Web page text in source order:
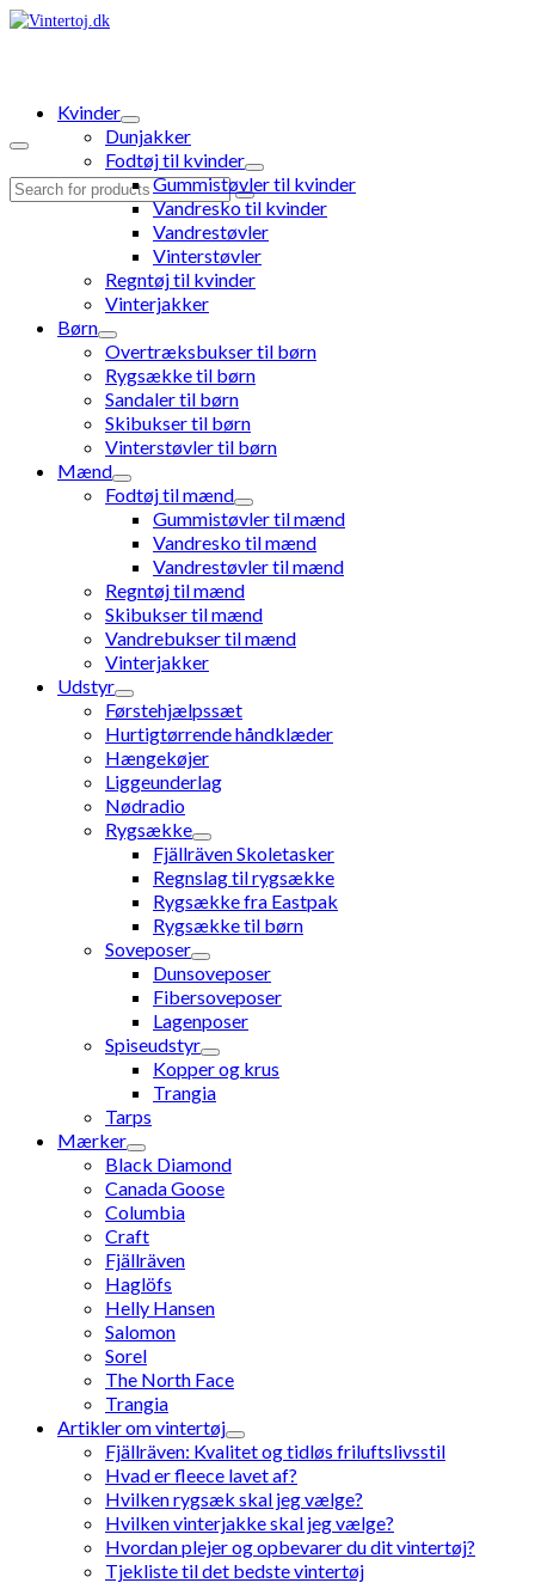
Search
Kvinder
Dunjakker
Fodtøj til kvinder
Gummistøvler til kvinder
Vandresko til kvinder
Vandrestøvler
Vinterstøvler
Regntøj til kvinder
Vinterjakker
Børn
Overtræksbukser til børn
Rygsække til børn
Sandaler til børn
Skibukser til børn
Vinterstøvler til børn
Mænd
Fodtøj til mænd
Gummistøvler til mænd
Vandresko til mænd
Vandrestøvler til mænd
Regntøj til mænd
Skibukser til mænd
Vandrebukser til mænd
Vinterjakker
Udstyr
Førstehjælpssæt
Hurtigtørrende håndklæder
Hængekøjer
Liggeunderlag
Nødradio
Rygsække
Fjällräven Skoletasker
Regnslag til rygsække
Rygsække fra Eastpak
Rygsække til børn
Soveposer
Dunsoveposer
Fibersoveposer
Lagenposer
Spiseudstyr
Kopper og krus
Trangia
Tarps
Mærker
Black Diamond
Canada Goose
Columbia
Craft
Fjällräven
Haglöfs
Helly Hansen
Salomon
Sorel
The North Face
Trangia
Artikler om vintertøj
Fjällräven: Kvalitet og tidløs friluftslivsstil
Hvad er fleece lavet af?
Hvilken rygsæk skal jeg vælge?
Hvilken vinterjakke skal jeg vælge?
Hvordan plejer og opbevarer du dit vintertøj?
Tjekliste til det bedste vintertøj